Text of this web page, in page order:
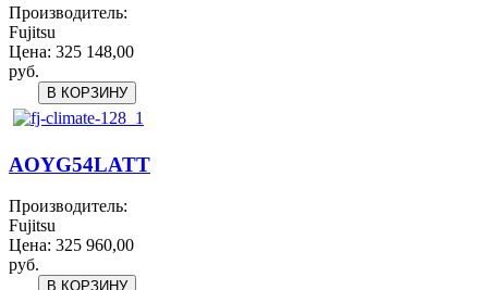
Производитель:
Fujitsu
Цена: 325 148,00
руб.
AOYG54LATT
Производитель:
Fujitsu
Цена: 325 960,00
руб.